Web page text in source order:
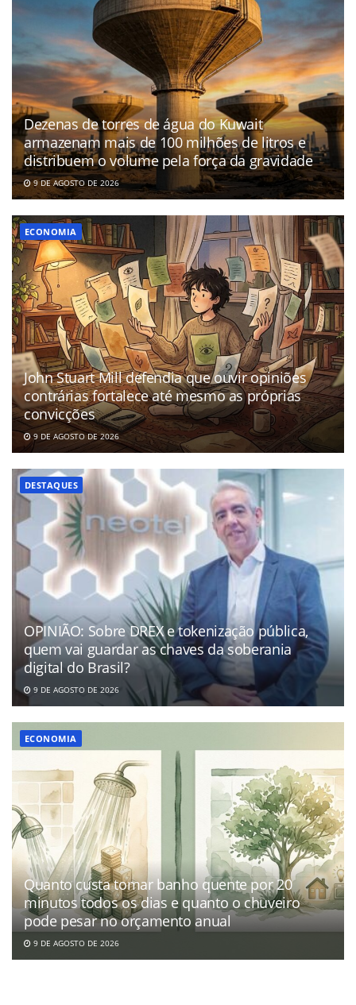
Dezenas de torres de água do Kuwait
armazenam mais de 100 milhões de litros e
distribuem o volume pela força da gravidade
9 DE AGOSTO DE 2026
ECONOMIA
John Stuart Mill defendia que ouvir opiniões
contrárias fortalece até mesmo as próprias
convicções
9 DE AGOSTO DE 2026
DESTAQUES
OPINIÃO: Sobre DREX e tokenização pública,
quem vai guardar as chaves da soberania
digital do Brasil?
9 DE AGOSTO DE 2026
ECONOMIA
Quanto custa tomar banho quente por 20
minutos todos os dias e quanto o chuveiro
pode pesar no orçamento anual
9 DE AGOSTO DE 2026